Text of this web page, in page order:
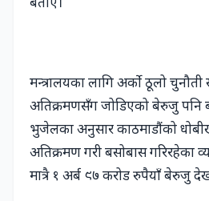
बताए।
मन्त्रालयका लागि अर्को ठूलो
अतिक्रमणसँग जोडिएको बेरुजु पनि
भुजेलका अनुसार काठमाडौंको
अतिक्रमण गरी बसोबास गरिरहेका
मात्रै १ अर्ब ९७ करोड रुपैयाँ बेरुजु